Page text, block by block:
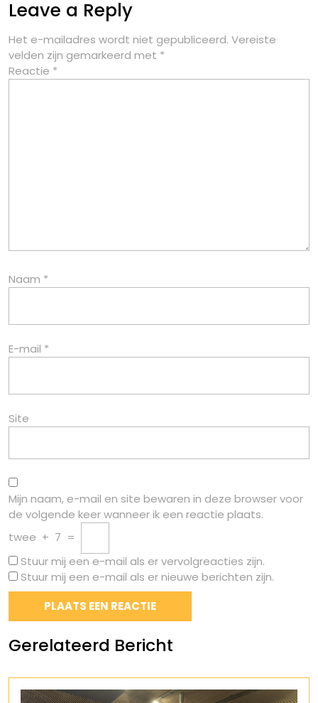
Leave a Reply
Het e-mailadres wordt niet gepubliceerd. Vereiste
velden zijn gemarkeerd met *
Reactie *
Naam *
E-mail *
Site
Mijn naam, e-mail en site bewaren in deze browser voor
de volgende keer wanneer ik een reactie plaats.
twee + 7 =
Stuur mij een e-mail als er vervolgreacties zijn.
Stuur mij een e-mail als er nieuwe berichten zijn.
Gerelateerd Bericht